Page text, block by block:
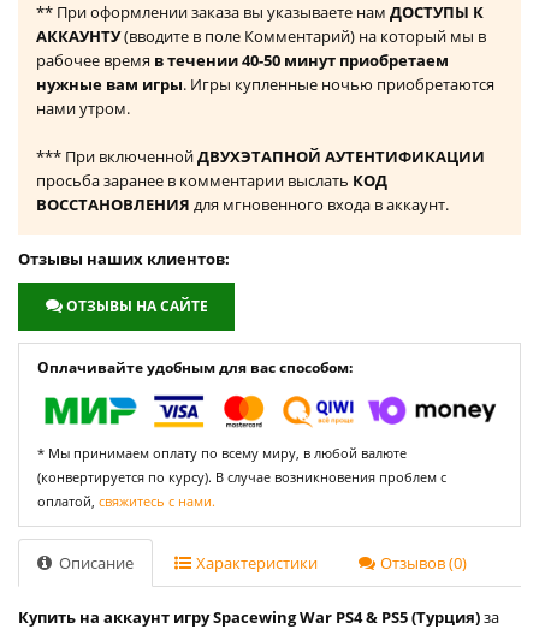
** При оформлении заказа вы указываете нам ДОСТУПЫ К
АККАУНТУ(вводите в поле Комментарий) на который мы в
рабочее время в течении 40-50 минут приобретаем
нужные вам игры. Игры купленные ночью приобретаются
нами утром.
*** При включеннойДВУХЭТАПНОЙ АУТЕНТИФИКАЦИИ
просьба заранее в комментарии выслать КОД
ВОССТАНОВЛЕНИЯ для мгновенного входа в аккаунт.
Отзывы наших клиентов:
ОТЗЫВЫ НА САЙТЕ
Оплачивайте удобным для вас способом:
* Мы принимаем оплату по всему миру, в любой валюте
(конвертируется по курсу). В случае возникновения проблем с
оплатой, свяжитесь с нами.
Описание Характеристики Отзывов (0)
Купить на аккаунт игру Spacewing War PS4 & PS5 (Турция)за